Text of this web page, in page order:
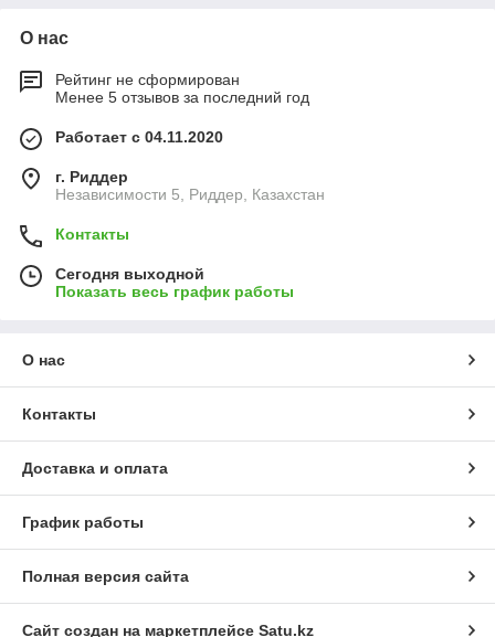
О нас
Рейтинг не сформирован
Менее 5 отзывов за последний год
Работает с 04.11.2020
г. Риддер
Независимости 5, Риддер, Казахстан
Контакты
Сегодня выходной
Показать весь график работы
О нас
Контакты
Доставка и оплата
График работы
Полная версия сайта
Сайт создан на маркетплейсе Satu.kz